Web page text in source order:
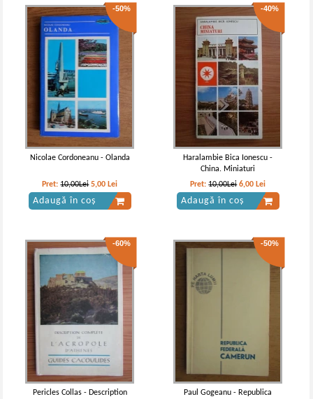
-50%
Nicolae Cordoneanu - Olanda
Pret:10,00Lei 5,00 Lei
Adaugă în coș
-40%
Haralambie Bica Ionescu -
China. Miniaturi
Pret:10,00Lei 6,00 Lei
Adaugă în coș
-60%
Pericles Collas - Description
-50%
Paul Gogeanu - Republica